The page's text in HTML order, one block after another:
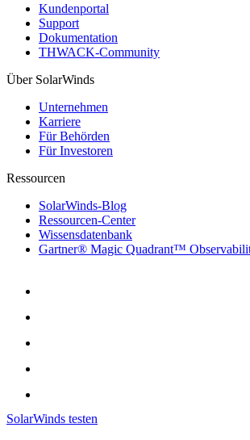
Kundenportal
Support
Dokumentation
THWACK-Community
Über SolarWinds
Unternehmen
Karriere
Für Behörden
Für Investoren
Ressourcen
SolarWinds-Blog
Ressourcen-Center
Wissensdatenbank
Gartner® Magic Quadrant™
SolarWinds testen